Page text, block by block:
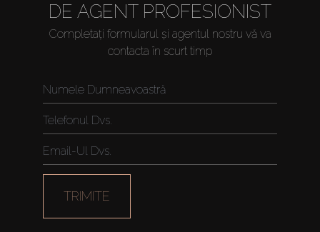
Vânzare
Agenți
About Us
DE AGENT PROFESIONIST
Completați formularul și agentul nostru vă va
contacta în scurt timp
TRIMITE